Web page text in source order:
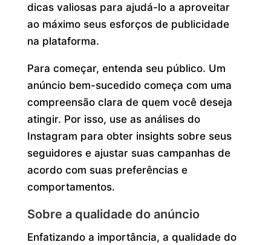
dicas valiosas para ajudá-lo a aproveitar
ao máximo seus esforços de publicidade
na plataforma.
Para começar, entenda seu público. Um
anúncio bem-sucedido começa com uma
compreensão clara de quem você deseja
atingir. Por isso, use as análises do
Instagram para obter insights sobre seus
seguidores e ajustar suas campanhas de
acordo com suas preferências e
comportamentos.
Sobre a qualidade do anúncio
Enfatizando a importância, a qualidade do